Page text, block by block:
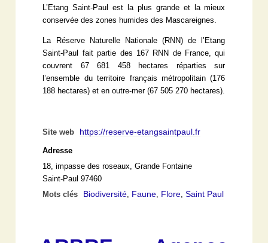
L’Etang Saint-Paul est la plus grande et la mieux
conservée des zones humides des Mascareignes.
La Réserve Naturelle Nationale (RNN) de l’Etang
Saint-Paul fait partie des 167 RNN de France, qui
couvrent 67 681 458 hectares réparties sur
l’ensemble du territoire français métropolitain (176
188 hectares) et en outre-mer (67 505 270 hectares).
Site web https://reserve-etangsaintpaul.fr
Adresse
18, impasse des roseaux, Grande Fontaine
Saint-Paul 97460
Mots clés
Biodiversité Faune Flore ,Saint Paul